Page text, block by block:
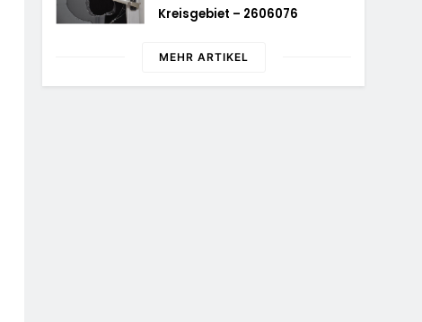
Kreisgebiet – 2606076
MEHR ARTIKEL